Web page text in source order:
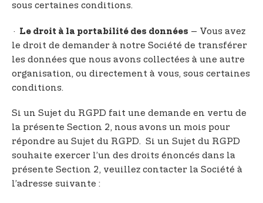
sous certaines conditions.
· Le droit à la portabilité des données – Vous avez
le droit de demander à notre Société de transférer
les données que nous avons collectées à une autre
organisation, ou directement à vous, sous certaines
conditions.
Si un Sujet du RGPD fait une demande en vertu de
la présente Section 2, nous avons un mois pour
répondre au Sujet du RGPD. Si un Sujet du RGPD
souhaite exercer l’un des droits énoncés dans la
présente Section 2, veuillez contacter la Société à
l’adresse suivante :